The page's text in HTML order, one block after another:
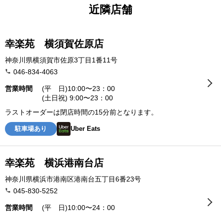
近隣店舗
幸楽苑 横須賀佐原店
神奈川県横須賀市佐原3丁目1番11号
046-834-4063
営業時間
(平 日)10:00〜23：00
(土日祝) 9:00〜23：00
ラストオーダーは閉店時間の15分前となります。
駐車場あり Uber Eats
幸楽苑 横浜港南台店
神奈川県横浜市港南区港南台五丁目6番23号
045-830-5252
営業時間
(平 日)10:00〜24：00